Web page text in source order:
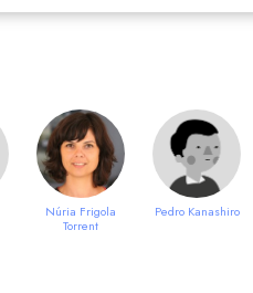
Núria Frigola
Torrent
Pedro Kanashiro